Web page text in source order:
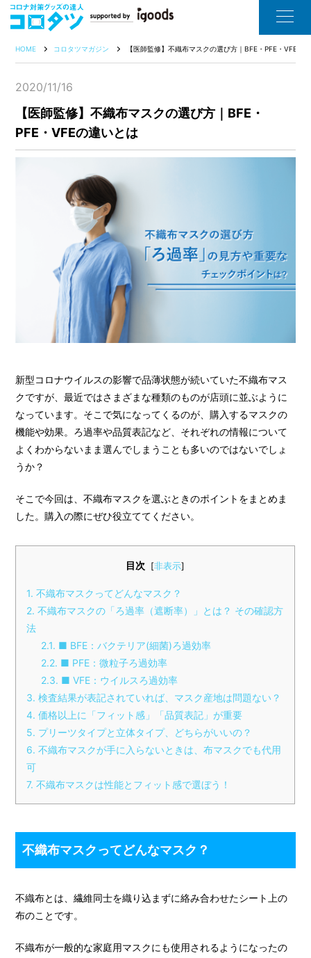
HOME コロタツマガジン 【医師監修】不織布マスクの選び方｜BFE・PFE・VFEの
2020/11/16
【医師監修】不織布マスクの選び方｜BFE・
PFE・VFEの違いとは
新型コロナウイルスの影響で品薄状態が続いていた不織布マス
クですが、最近ではさまざまな種類のものが店頭に並ぶように
なっています。そこで気になってくるのが、購入するマスクの
機能や効果。ろ過率や品質表記など、それぞれの情報について
よくわからないまま選んでしまうことも多いのではないでしょ
うか？
そこで今回は、不織布マスクを選ぶときのポイントをまとめま
した。購入の際にぜひ役立ててください。
目次 [非表示]
1 不織布マスクってどんなマスク？
2 不織布マスクの「ろ過率（遮断率）」とは？ その確認方
法
2.1 ■ BFE：バクテリア(細菌)ろ過効率
2.2 ■ PFE：微粒子ろ過効率
2.3 ■ VFE：ウイルスろ過効率
3 検査結果が表記されていれば、マスク産地は問題ない？
4 価格以上に「フィット感」「品質表記」が重要
5 プリーツタイプと立体タイプ、どちらがいいの？
6 不織布マスクが手に入らないときは、布マスクでも代用
可
7 不織布マスクは性能とフィット感で選ぼう！
不織布マスクってどんなマスク？
不織布とは、繊維同士を織り込まずに絡み合わせたシート上の
布のことです。
不織布が一般的な家庭用マスクにも使用されるようになったの